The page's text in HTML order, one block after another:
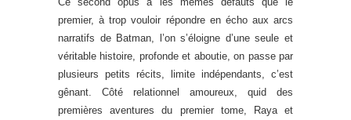
premier, à trop vouloir répondre en écho aux arcs
narratifs de Batman, l’on s’éloigne d’une seule et
véritable histoire, profonde et aboutie, on passe par
plusieurs petits récits, limite indépendants, c’est
gênant. Côté relationnel amoureux, quid des
premières aventures du premier tome, Raya et